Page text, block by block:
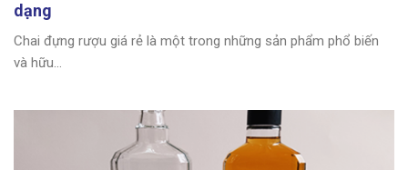
dạng
Chai đựng rượu giá rẻ là một trong những sản phẩm phổ biến
và hữu...